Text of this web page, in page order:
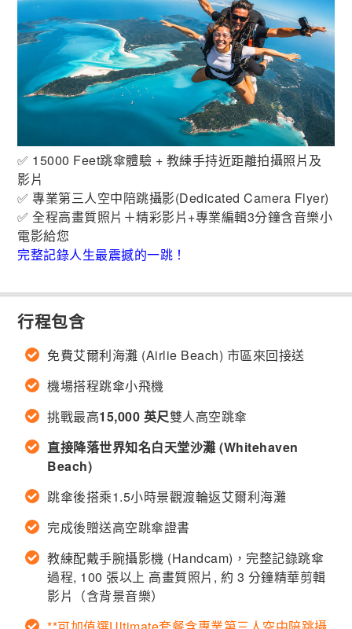
✅ 15000 Feet跳傘體驗 + 教練手持近距離拍攝照片及
影片
✅ 專業第三人空中陪跳攝影(Dedicated Camera Flyer)
✅ 全程高畫質照片＋精彩影片+專業編輯3分鐘含音樂小
電影給您
完整記錄人生最震撼的一跳！
行程包含
免費艾爾利海灘 (Airlie Beach) 市區來回接送
機場搭程跳傘小飛機
挑戰最高15,000 英尺雙人高空跳傘
直接降落世界知名白天堂沙灘 (Whitehaven
Beach)
跳傘後搭乘1.5小時景觀渡輪返艾爾利海灘
完成後贈送高空跳傘證書
教練配戴手腕攝影機 (Handcam)，完整記錄跳傘
過程, 100 張以上 高畫質照片, 約 3 分鐘精華剪輯
影片（含背景音樂）